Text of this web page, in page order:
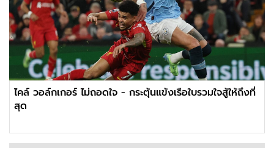
ไคล์ วอล์กเกอร์ ไม่ถอดใจ - กระตุ้นแข้งเรือใบรวมใจสู้ให้ถึงที่
สุด